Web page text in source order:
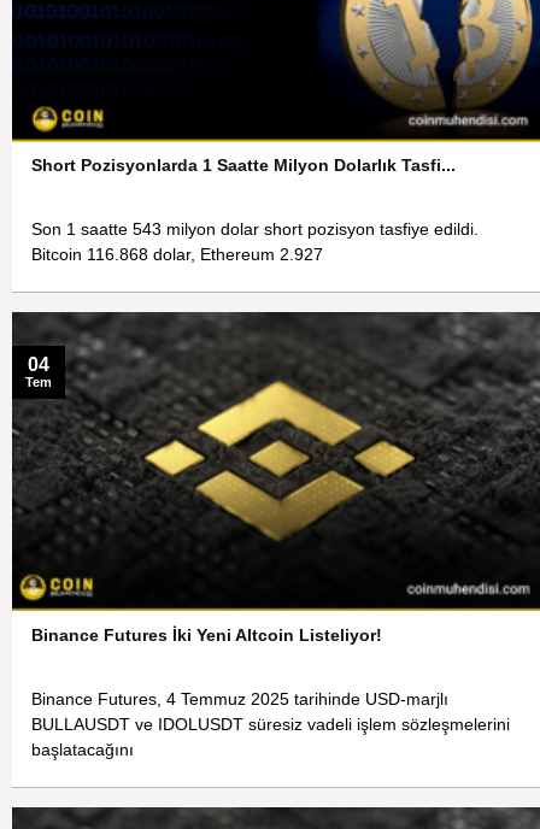
Short Pozisyonlarda 1 Saatte Milyon Dolarlık Tasfi...
Son 1 saatte 543 milyon dolar short pozisyon tasfiye edildi.
Bitcoin 116.868 dolar, Ethereum 2.927
Binance Futures İki Yeni Altcoin Listeliyor!
Binance Futures, 4 Temmuz 2025 tarihinde USD-marjlı
BULLAUSDT ve IDOLUSDT süresiz vadeli işlem sözleşmelerini
başlatacağını
04
Tem